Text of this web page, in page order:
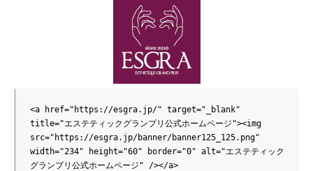
<a href="https://esgra.jp/" target="_blank"
title="エステティックグランプリ公式ホームページ"><img
src="https://esgra.jp/banner/banner125_125.png"
width="234" height="60" border="0" alt="エステティック
グランプリ公式ホームページ" /></a>